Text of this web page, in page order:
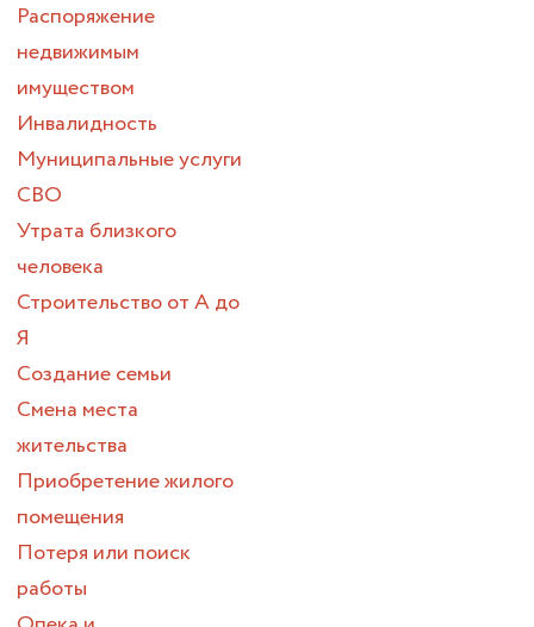
Распоряжение
недвижимым
имуществом
Инвалидность
Муниципальные услуги
СВО
Утрата близкого
человека
Строительство от А до
Я
Создание семьи
Смена места
жительства
Приобретение жилого
помещения
Потеря или поиск
работы